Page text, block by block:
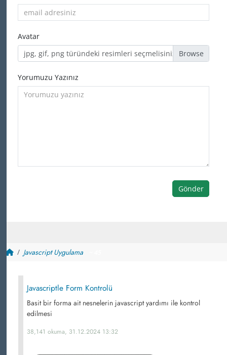
Avatar
jpg, gif, png türündeki resimleri seçmelisiniz
Yorumuzu Yazınız
Gönder
Javascript Uygulama
Javascriptle Form Kontrolü
Basit bir forma ait nesnelerin javascript yardımı ile kontrol
edilmesi
38,141 okuma, 31.12.2024 13:32